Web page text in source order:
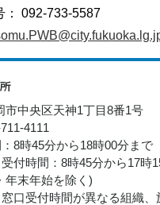
： 092-733-5587
市中央区天神1丁目8番1号
4111
8時45分から18時00分まで
付時間：8時45分から17時
年末年始を除く)
口受付時間が異なる組織、